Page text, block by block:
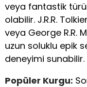
veya fantastik
olabilir. J.R.R.
veya George R.R.
uzun soluklu epik
deneyimi sunabilir.
Popüler Kurgu: